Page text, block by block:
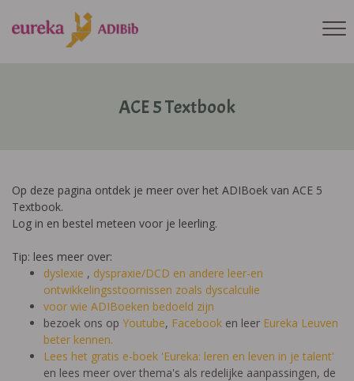
ACE 5 Textbook
Op deze pagina ontdek je meer over het ADIBoek van ACE 5
Textbook.
Log in en bestel meteen voor je leerling.
Tip: lees meer over:
dyslexie , dyspraxie/DCD en andere leer-en
ontwikkelingsstoornissen zoals dyscalculie
voor wie ADIBoeken bedoeld zijn
bezoek ons op Youtube, Facebook en leer Eureka Leuven
beter kennen.
Lees het gratis e-boek 'Eureka: leren en leven in je talent'
en lees meer over thema's als redelijke aanpassingen, de